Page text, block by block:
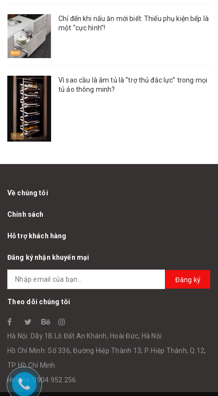
Chỉ đến khi nấu ăn mới biết: Thiếu phụ kiện bếp là
một “cực hình”!
Vì sao cầu là âm tủ là “trợ thủ đắc lực” trong mọi
tủ áo thông minh?
Về chúng tôi
Chính sách
Hỗ trợ khách hàng
Đăng ký nhận khuyến mại
Đăng ký
Theo dõi chúng tôi
Hà Nội: Dãy 1B Lô Đất An Khánh, Hoài Đức, Hà Nội
Hồ Chí Minh: Số 336, Đường Hiệp Thành 13, P. Hiệp Thành, Q.12,
TP Hồ Chí Minh
Hotline: 0904.952.256